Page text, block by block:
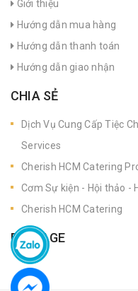
Giới thiệu
Hướng dẫn mua hàng
Hướng dẫn thanh toán
Hướng dẫn giao nhận
CHIA SẺ
Dịch Vụ Cung Cấp Tiệc
Services
Cherish HCM Catering
Cơm Sự kiện - Hội thảo -
Cherish HCM Catering
FANPAGE